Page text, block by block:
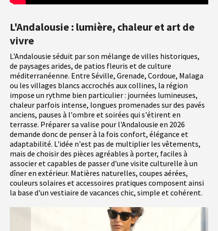
L'Andalousie : lumière, chaleur et art de
vivre
L'Andalousie séduit par son mélange de villes historiques,
de paysages arides, de patios fleuris et de culture
méditerranéenne. Entre Séville, Grenade, Cordoue, Malaga
ou les villages blancs accrochés aux collines, la région
impose un rythme bien particulier : journées lumineuses,
chaleur parfois intense, longues promenades sur des pavés
anciens, pauses à l'ombre et soirées qui s'étirent en
terrasse. Préparer sa valise pour l'Andalousie en 2026
demande donc de penser à la fois confort, élégance et
adaptabilité. L'idée n'est pas de multiplier les vêtements,
mais de choisir des pièces agréables à porter, faciles à
associer et capables de passer d'une visite culturelle à un
dîner en extérieur. Matières naturelles, coupes aérées,
couleurs solaires et accessoires pratiques composent ainsi
la base d'un vestiaire de vacances chic, simple et cohérent.